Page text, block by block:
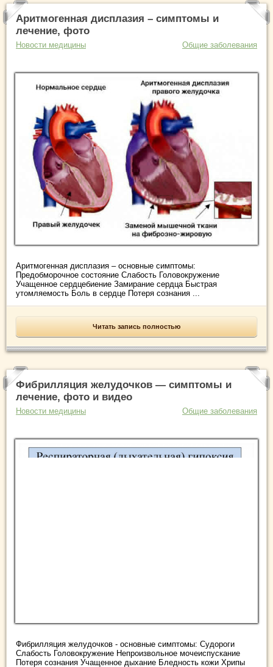
Аритмогенная дисплазия – симптомы и
лечение, фото
Новости медицины Общие заболевания
Аритмогенная дисплазия – основные симптомы:
Предобморочное состояние Слабость Головокружение
Учащенное сердцебиение Замирание сердца Быстрая
утомляемость Боль в сердце Потеря сознания ...
Читать запись полностью
Фибрилляция желудочков — симптомы и
лечение, фото и видео
Новости медицины Общие заболевания
Фибрилляция желудочков - основные симптомы: Судороги
Слабость Головокружение Непроизвольное мочеиспускание
Потеря сознания Учащенное дыхание Бледность кожи Хрипы